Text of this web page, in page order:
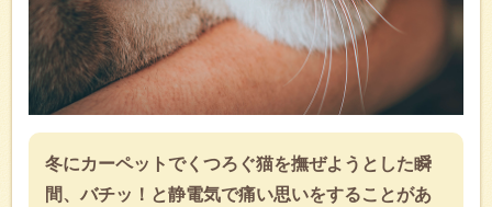
冬にカーペットでくつろぐ猫を撫ぜようとした瞬
間、バチッ！と静電気で痛い思いをすることがあ